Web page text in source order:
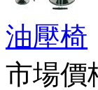
油壓椅
市場價